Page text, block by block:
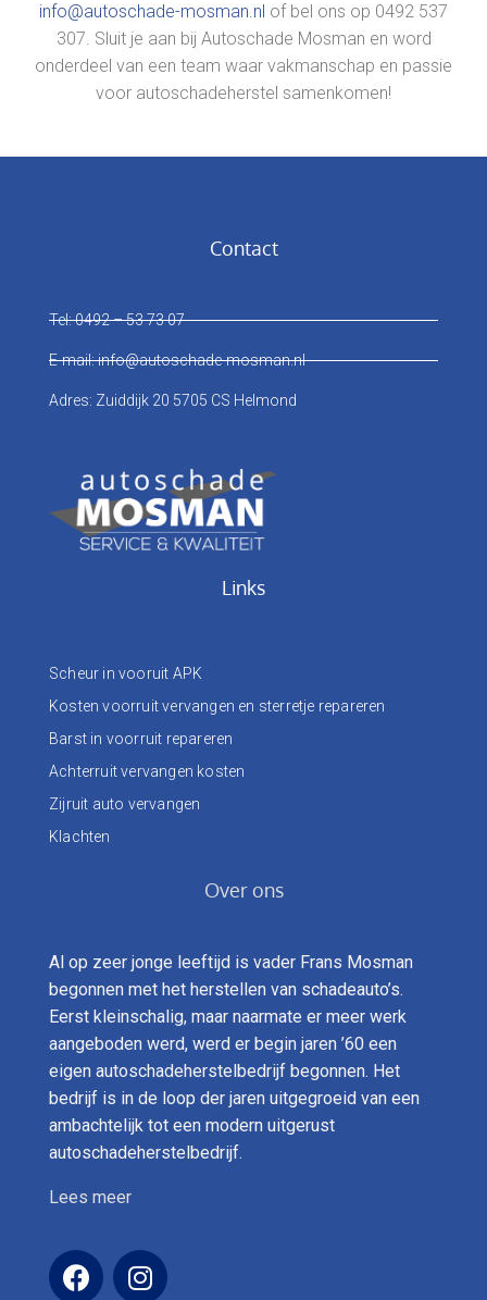
info@autoschade-mosman.nl of bel ons op 0492 537
307. Sluit je aan bij Autoschade Mosman en word
onderdeel van een team waar vakmanschap en passie
voor autoschadeherstel samenkomen!
Contact
Tel: 0492 – 53 73 07
E-mail: info@autoschade-mosman.nl
Adres: Zuiddijk 20 5705 CS Helmond
Links
Scheur in vooruit APK
Kosten voorruit vervangen en sterretje repareren
Barst in voorruit repareren
Achterruit vervangen kosten
Zijruit auto vervangen
Klachten
Over ons
Al op zeer jonge leeftijd is vader Frans Mosman
begonnen met het herstellen van schadeauto’s.
Eerst kleinschalig, maar naarmate er meer werk
aangeboden werd, werd er begin jaren ’60 een
eigen autoschadeherstelbedrijf begonnen. Het
bedrijf is in de loop der jaren uitgegroeid van een
ambachtelijk tot een modern uitgerust
autoschadeherstelbedrijf.
Lees meer